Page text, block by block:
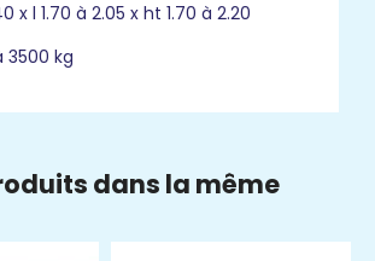
x l 1.70 à 2.05 x ht 1.70 à 2.20
3500 kg
dans la même